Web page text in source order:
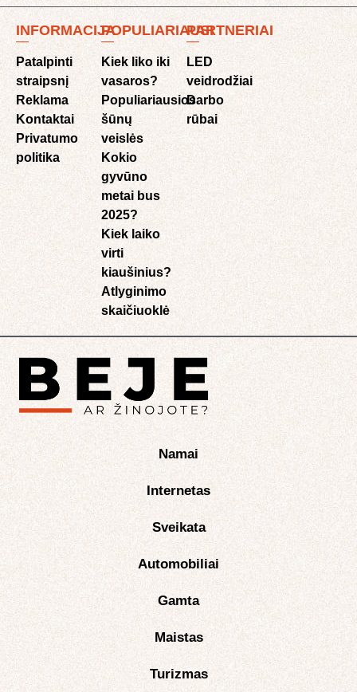
INFORMACIJA
Patalpinti
straipsnį
Reklama
Kontaktai
Privatumo
politika
POPULIARIAUSI
Kiek liko iki
vasaros?
Populiariausios
šūnų
veislės
Kokio
gyvūno
metai bus
2025?
Kiek laiko
virti
kiaušinius?
Atlyginimo
skaičiuoklė​
PARTNERIAI
LED
veidrodžiai
Darbo
rūbai
Namai
Internetas
Sveikata
Automobiliai
Gamta
Maistas
Turizmas